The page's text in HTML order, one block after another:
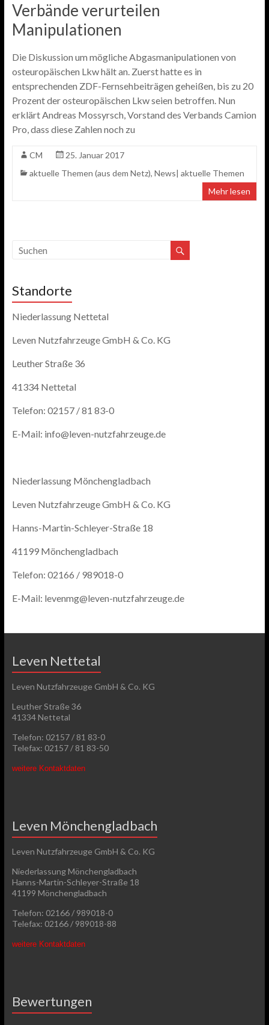
Verbände verurteilen
Manipulationen
Die Diskussion um mögliche Abgasmanipulationen von
osteuropäischen Lkw hält an. Zuerst hatte es in
entsprechenden ZDF-Fernsehbeiträgen geheißen, bis zu 20
Prozent der osteuropäischen Lkw seien betroffen. Nun
erklärt Andreas Mossyrsch, Vorstand des Verbands Camion
Pro, dass diese Zahlen noch zu
CM
25. Januar 2017
aktuelle Themen (aus dem Netz), News| aktuelle Themen
Mehr lesen
Standorte
Niederlassung Nettetal
Leven Nutzfahrzeuge GmbH & Co. KG
Leuther Straße 36
41334 Nettetal
Telefon: 02157 / 81 83-0
E-Mail: info@leven-nutzfahrzeuge.de
Niederlassung Mönchengladbach
Leven Nutzfahrzeuge GmbH & Co. KG
Hanns-Martin-Schleyer-Straße 18
41199 Mönchengladbach
Telefon: 02166 / 989018-0
E-Mail: levenmg@leven-nutzfahrzeuge.de
Leven Nettetal
Leven Nutzfahrzeuge GmbH & Co. KG
Leuther Straße 36
41334 Nettetal
Telefon: 02157 / 81 83-0
Telefax: 02157 / 81 83-50
weitere Kontaktdaten
Leven Mönchengladbach
Leven Nutzfahrzeuge GmbH & Co. KG
Niederlassung Mönchengladbach
Hanns-Martin-Schleyer-Straße 18
41199 Mönchengladbach
Telefon: 02166 / 989018-0
Telefax: 02166 / 989018-88
weitere Kontaktdaten
Bewertungen